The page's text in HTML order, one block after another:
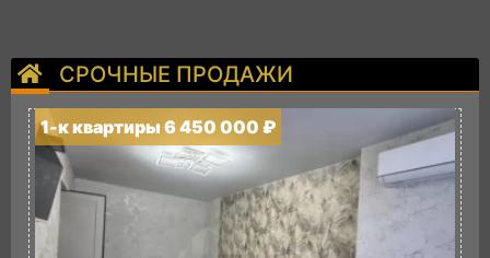
СРОЧНЫЕ ПРОДАЖИ
1-к квартиры 6 450 000 ₽